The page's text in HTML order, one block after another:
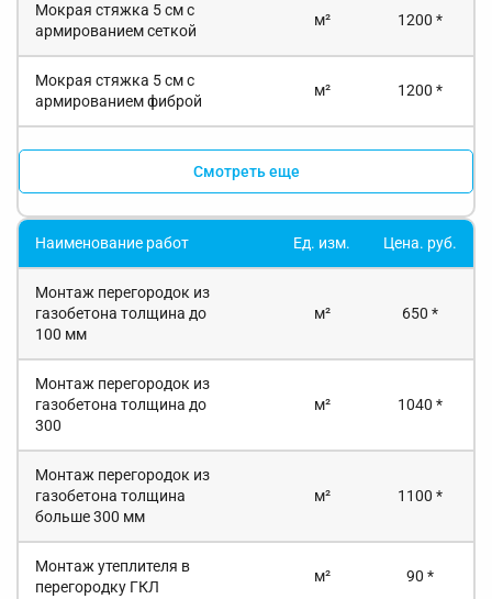
Мокрая стяжка 5 см с
армированием сеткой
м² 1200 *
Мокрая стяжка 5 см с
армированием фиброй
м² 1200 *
Смотреть еще
Наименование работ Ед. изм. Цена. руб.
Монтаж перегородок из
газобетона толщина до
100 мм
м² 650 *
Монтаж перегородок из
газобетона толщина до
300
м² 1040 *
Монтаж перегородок из
газобетона толщина
больше 300 мм
м² 1100 *
Монтаж утеплителя в
перегородку ГКЛ
м² 90 *